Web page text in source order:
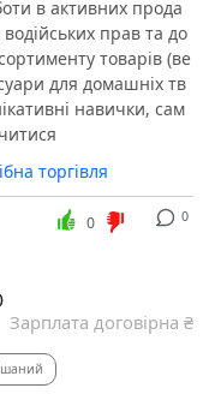
в активних прода
прав та до
товарів (ве
для домашніх тв
навички, сам
торгівля
0
0
Зарплата договірна ₴